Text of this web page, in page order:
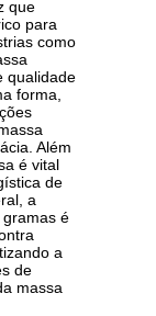
que
para
como
qualidade
forma,
Além
é vital
de
a
é
a
de
massa